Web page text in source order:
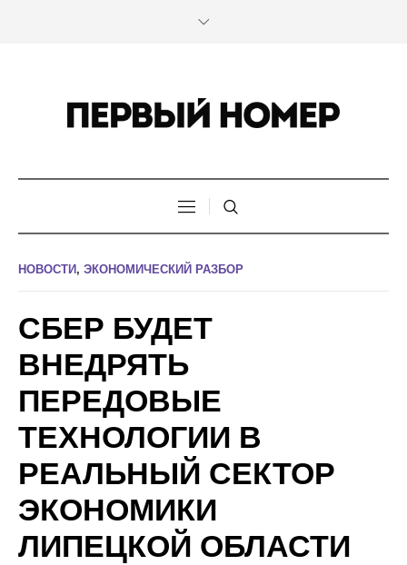
НОВОСТИ , ЭКОНОМИЧЕСКИЙ РАЗБОР
СБЕР БУДЕТ
ВНЕДРЯТЬ
ПЕРЕДОВЫЕ
ТЕХНОЛОГИИ В
РЕАЛЬНЫЙ СЕКТОР
ЭКОНОМИКИ
ЛИПЕЦКОЙ ОБЛАСТИ